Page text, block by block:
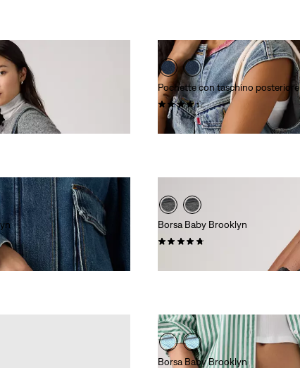
Pochette con taschino posteriore
(0)
€ 9,50
Borsa Baby Brooklyn
Borsa Baby Brooklyn